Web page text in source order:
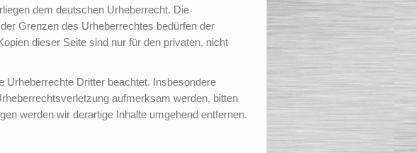
dem deutschen Urheberrecht. Die
Grenzen des Urheberrechtes bedürfen der
dieser Seite sind nur für den privaten, nicht
Urheberrechte Dritter beachtet. Insbesondere
aufmerksam werden, bitten
werden wir derartige Inhalte umgehend entfernen.